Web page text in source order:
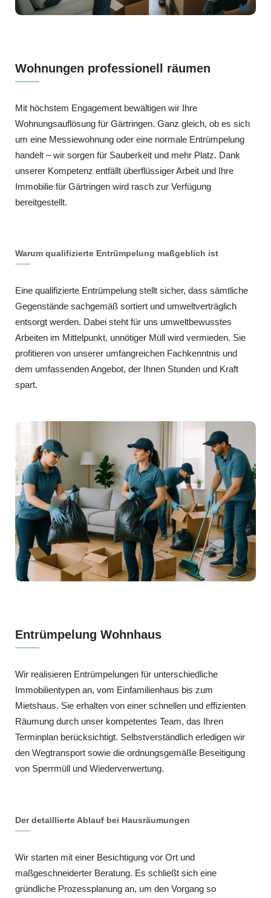
Wohnungen professionell räumen
Mit höchstem Engagement bewältigen wir Ihre
Wohnungsauflösung für Gärtringen. Ganz gleich, ob es sich
um eine Messiewohnung oder eine normale Entrümpelung
handelt – wir sorgen für Sauberkeit und mehr Platz. Dank
unserer Kompetenz entfällt überflüssiger Arbeit und Ihre
Immobilie für Gärtringen wird rasch zur Verfügung
bereitgestellt.
Warum qualifizierte Entrümpelung maßgeblich ist
Eine qualifizierte Entrümpelung stellt sicher, dass sämtliche
Gegenstände sachgemäß sortiert und umweltverträglich
entsorgt werden. Dabei steht für uns umweltbewusstes
Arbeiten im Mittelpunkt, unnötiger Müll wird vermieden. Sie
profitieren von unserer umfangreichen Fachkenntnis und
dem umfassenden Angebot, der Ihnen Stunden und Kraft
spart.
Entrümpelung Wohnhaus
Wir realisieren Entrümpelungen für unterschiedliche
Immobilientypen an, vom Einfamilienhaus bis zum
Mietshaus. Sie erhalten von einer schnellen und effizienten
Räumung durch unser kompetentes Team, das Ihren
Terminplan berücksichtigt. Selbstverständlich erledigen wir
den Wegtransport sowie die ordnungsgemäße Beseitigung
von Sperrmüll und Wiederverwertung.
Der detaillierte Ablauf bei Hausräumungen
Wir starten mit einer Besichtigung vor Ort und
maßgeschneiderter Beratung. Es schließt sich eine
gründliche Prozessplanung an, um den Vorgang so